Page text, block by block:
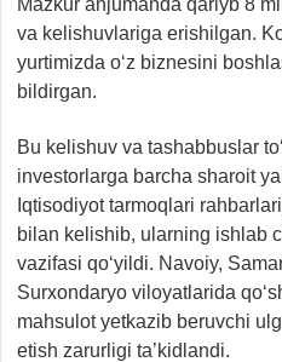
Mazkur anjumanda qariyb 8
va kelishuvlariga erishilgan.
yurtimizda o‘z biznesini
bildirgan.
Bu kelishuv va tashabbuslar
investorlarga barcha sharoit
Iqtisodiyot tarmoqlari
bilan kelishib, ularning ishlab
vazifasi qo‘yildi. Navoiy,
Surxondaryo viloyatlarida
mahsulot yetkazib beruvchi
etish zarurligi ta’kidlandi.